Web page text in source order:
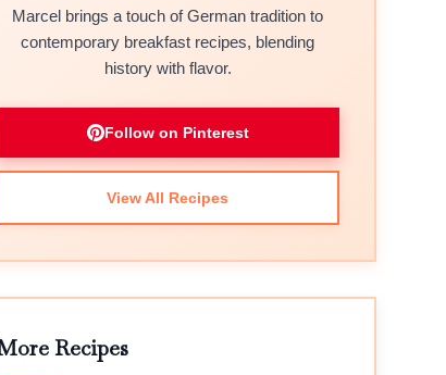
Marcel brings a touch of German tradition to
contemporary breakfast recipes, blending
history with flavor.
Follow on Pinterest
View All Recipes
Recipes